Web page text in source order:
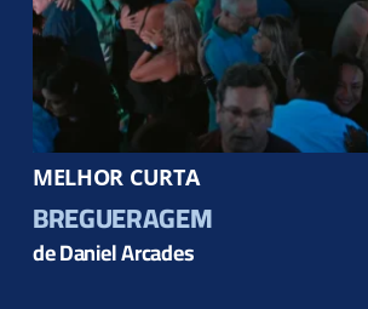
MELHOR CURTA
BREGUERAGEM
de Daniel Arcades